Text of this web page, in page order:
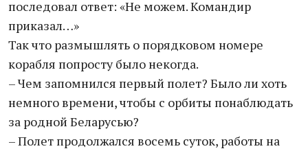
последовал ответ: «Не можем. Командир
приказал…»
Так что размышлять о порядковом номере
корабля попросту было некогда.
– Чем запомнился первый полет? Было ли хоть
немного времени, чтобы с орбиты понаблюдать
за родной Беларусью?
– Полет продолжался восемь суток, работы на